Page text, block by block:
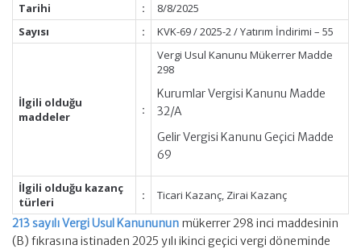
Tarihi
:
8/8/2025
Sayısı
: KVK-69 / 2025-2 / Yatırım İndirimi – 55
İlgili olduğu
maddeler
:
Vergi Usul Kanunu Mükerrer Madde
298
Kurumlar Vergisi Kanunu Madde
32/A
Gelir Vergisi Kanunu Geçici Madde
69
İlgili olduğu kazanç
türleri
:
Ticari Kazanç, Zirai Kazanç
213 sayılı Vergi Usul Kanununun mükerrer 298 inci maddesinin
(B) fıkrasına istinaden 2025 yılı ikinci geçici vergi döneminde